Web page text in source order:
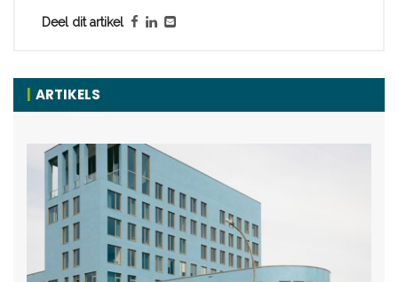
Deel dit artikel
ARTIKELS